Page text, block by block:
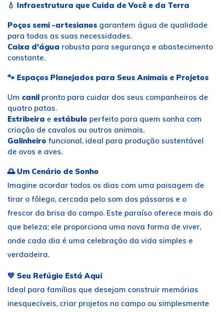
💧 Infraestrutura que Cuida de Você e da Terra
Poços semi -artesianos garantem água de qualidade
para todas as suas necessidades.
Caixa d'água robusta para segurança e abastecimento
constante.
🐾 Espaços Planejados para Seus Animais e Projetos
Um canil pronto para cuidar dos seus companheiros de
quatro patas.
Estribeira e estábulo perfeito para quem sonha com
criação de cavalos ou outros animais.
Galinheiro funcional, ideal para produção sustentável
de ovos e aves.
🌅 Um Cenário de Sonho
Imagine acordar todos os dias com uma paisagem de
tirar o fôlego, cercada pelo som dos pássaros e o
frescor da brisa do campo. Este paraíso oferece mais do
que beleza; ele proporciona uma nova forma de viver,
onde cada dia é uma celebração da vida simples e
verdadeira.
💚 Seu Refúgio Está Aqui
Ideal para famílias que desejam construir memórias
inesquecíveis, criar projetos no campo ou simplesmente